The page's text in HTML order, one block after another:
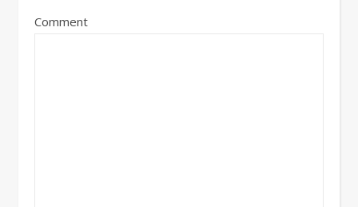
Comment